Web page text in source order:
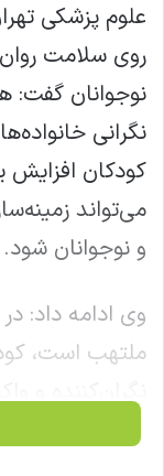
علوم پزشکی
روی سلامت
نوجوانان گفت:
نگرانی
کودکان
می‌تواند
و نوجوانان شود.
وی ادامه داد:
ملتهب است،
نگران‌کننده و
می‌گیرند و این